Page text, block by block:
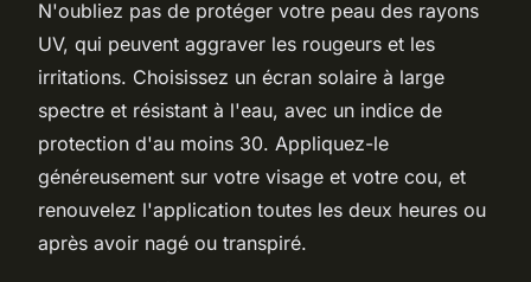
N'oubliez pas de protéger votre peau des rayons
UV, qui peuvent aggraver les rougeurs et les
irritations. Choisissez un écran solaire à large
spectre et résistant à l'eau, avec un indice de
protection d'au moins 30. Appliquez-le
généreusement sur votre visage et votre cou, et
renouvelez l'application toutes les deux heures ou
après avoir nagé ou transpiré.